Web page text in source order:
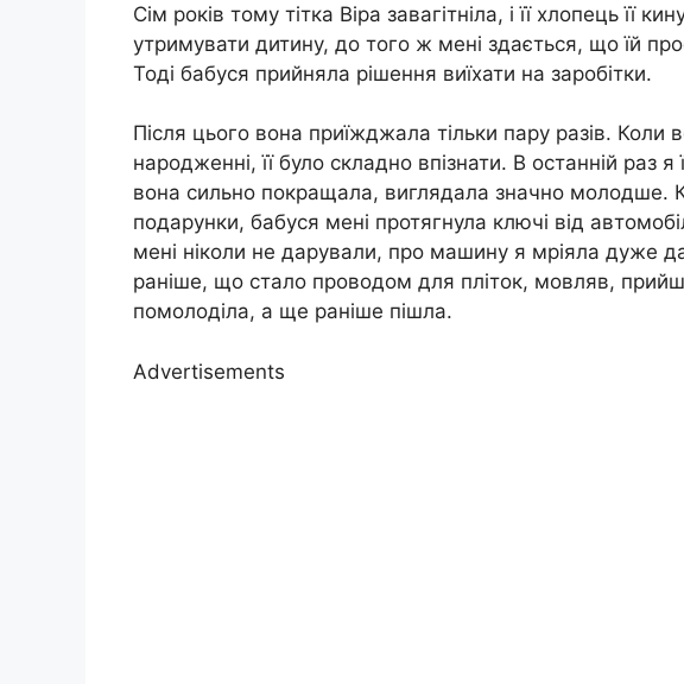
Сім років тому тітка Віра завагітніла, і її хлопець її
утримувати дитину, до того ж мені здається, що їй
Тоді бабуся прийняла рішення виїхати на заробітки.
Після цього вона приїжджала тільки пару разів. Коли
народженні, її було складно впізнати. В останній раз
вона сильно покращала, виглядала значно молодше.
подарунки, бабуся мені протягнула ключі від
мені ніколи не дарували, про машину я мріяла дуже
раніше, що стало проводом для пліток, мовляв,
помолоділа, а ще раніше пішла.
Advertisements